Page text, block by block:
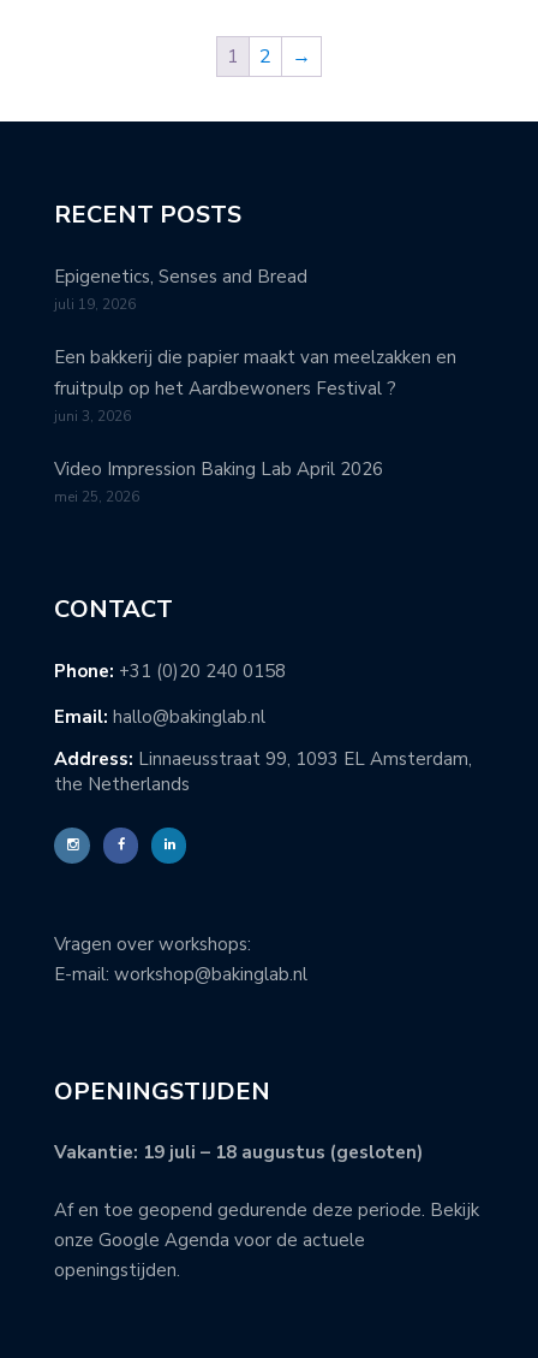
1 2 →
RECENT POSTS
Epigenetics, Senses and Bread
juli 19, 2026
Een bakkerij die papier maakt van meelzakken en
fruitpulp op het Aardbewoners Festival ?
juni 3, 2026
Video Impression Baking Lab April 2026
mei 25, 2026
CONTACT
Phone: +31 (0)20 240 0158
Email: hallo@bakinglab.nl
Address: Linnaeusstraat 99, 1093 EL Amsterdam,
the Netherlands
Vragen over workshops:
E-mail: workshop@bakinglab.nl
OPENINGSTIJDEN
Vakantie: 19 juli – 18 augustus (gesloten)
Af en toe geopend gedurende deze periode. Bekijk
onze Google Agenda voor de actuele
openingstijden.